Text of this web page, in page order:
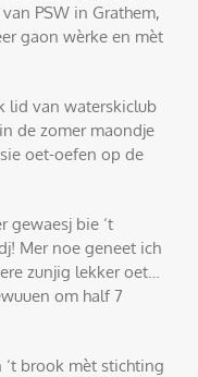
PSW in Grathem,
gaon wèrke en mèt
lid van waterskiclub
de zomer maondje
oet-oefen op de
gewaesj bie ‘t
Mer noe geneet ich
zunjig lekker oet…
om half 7
brook mèt stichting